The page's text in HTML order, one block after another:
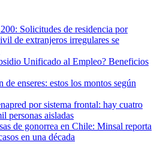
Solicitudes de residencia por
de extranjeros irregulares se
Unificado al Empleo? Beneficios
enseres: estos los montos según
por sistema frontal: hay cuatro
personas aisladas
de gonorrea en Chile: Minsal reporta
en una década